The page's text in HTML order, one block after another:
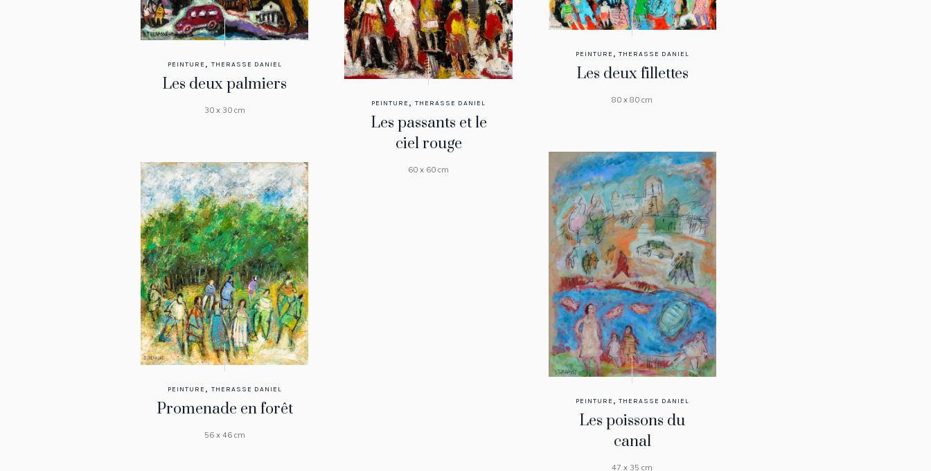
PEINTURE ,THERASSE DANIEL
Les deux fillettes
80 x 80 cm
PEINTURE , THERASSE DANIEL
Les deux palmiers
30 x 30 cm
PEINTURE , THERASSE DANIEL
Les passants et le
ciel rouge
60 x 60 cm
PEINTURE ,THERASSE DANIEL
Les poissons du
canal
47 x 35 cm
PEINTURE , THERASSE DANIEL
Promenade en forêt
56 x 46 cm